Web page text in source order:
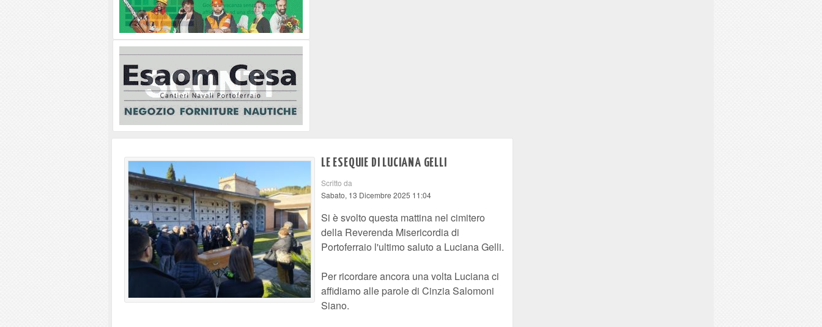
LE ESEQUIE DI LUCIANA GELLI
Scritto da
Sabato, 13 Dicembre 2025 11:04
Si è svolto questa mattina nel cimitero
della Reverenda Misericordia di
Portoferraio l'ultimo saluto a Luciana Gelli.
Per ricordare ancora una volta Luciana ci
affidiamo alle parole di Cinzia Salomoni
Siano.